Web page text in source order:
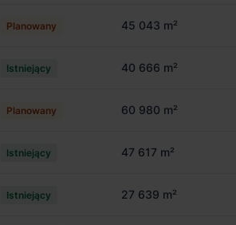
Planowany 45 043 m²
Istniejący 40 666 m²
Planowany 60 980 m²
Istniejący 47 617 m²
Istniejący 27 639 m²